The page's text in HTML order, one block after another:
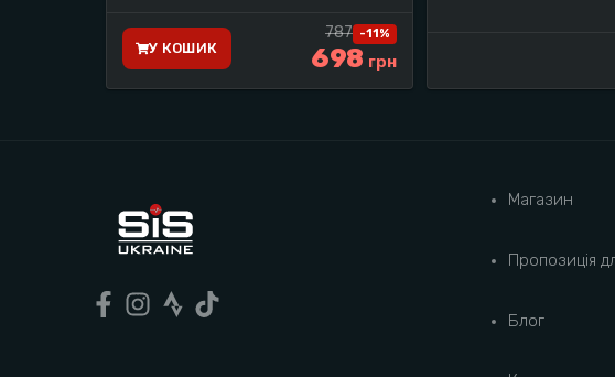
У КОШИК
787 -11%
698 грн
Магазин
Пропозиція
Блог